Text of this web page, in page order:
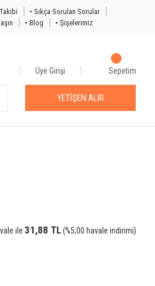
• Sıkça Sorulan Sorular
• Blog
• Şişelerimiz
Üye Girişi Sepetim
YETİŞEN ALIR
ile 31,88 TL(%5,00 havale indirimi)